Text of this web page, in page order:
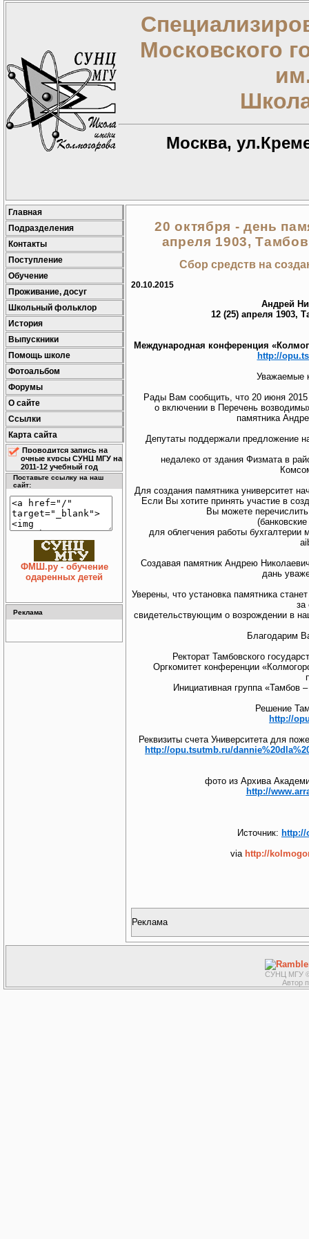
Московского
Москва,
Главная
Подразделения
Контакты
Поступление
Обучение
Проживание, досуг
Школьный фольклор
История
Выпускники
Помощь школе
Фотоальбом
Форумы
О сайте
Ссылки
Карта сайта
Проводится запись на
очные курсы СУНЦ МГУ на
2011-12 учебный год
Поставьте ссылку на наш
сайт:
ФМШ.ру - обучение
одаренных детей
Реклама
20 октября - день
апреля 1903,
Сбор средств на
20.10.2015
Андрей
12 (25) апреля 1903,
Международная конференция
http://
Уважаемые
Рады Вам сообщить, что 20 июня 2015
о включении в Перечень
памятника
Депутаты поддержали предложение
недалеко от здания Физмата в
Для создания памятника университет
Если Вы хотите принять участие в
Вы можете
для облегчения работы бухгалтерии
Создавая памятник Андрею
дань
Уверены, что установка памятника
за
свидетельствующим о возрождении в
Благодарим
Ректорат Тамбовского
Оргкомитет конференции
Инициативная группа «Тамбов
Решение
http://
Реквизиты счета Университета для
http://opu.tsutmb.ru/
фото из Архива
http://
Источник: http://
via http://
Реклама
СУНЦ МГУ ©
Автор